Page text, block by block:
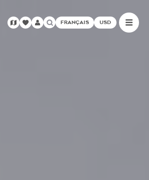
FRANÇAIS USD